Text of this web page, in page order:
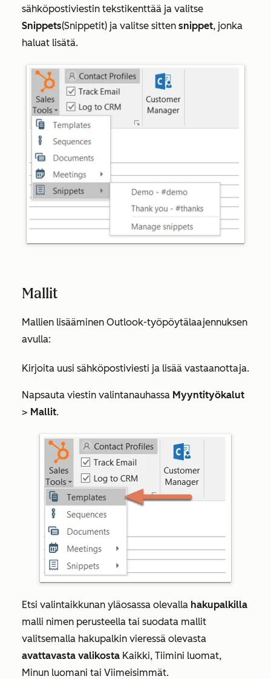
sähköpostiviestin tekstikenttää ja valitse
Snippets(Snippetit) ja valitse sitten snippet, jonka
haluat lisätä.
Mallit
Mallien lisääminen Outlook-työpöytälaajennuksen
avulla:
Kirjoita uusi sähköpostiviesti ja lisää vastaanottaja.
Napsauta viestin valintanauhassa Myyntityökalut
> Mallit.
Etsi valintaikkunan yläosassa olevalla hakupalkilla
malli nimen perusteella tai suodata mallit
valitsemalla hakupalkin vieressä olevasta
avattavasta valikosta Kaikki, Tiimini luomat,
Minun luomani tai Viimeisimmät.